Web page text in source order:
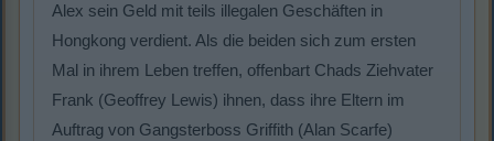
Alex sein Geld mit teils illegalen Geschäften in
Hongkong verdient. Als die beiden sich zum ersten
Mal in ihrem Leben treffen, offenbart Chads Ziehvater
Frank (Geoffrey Lewis) ihnen, dass ihre Eltern im
Auftrag von Gangsterboss Griffith (Alan Scarfe)